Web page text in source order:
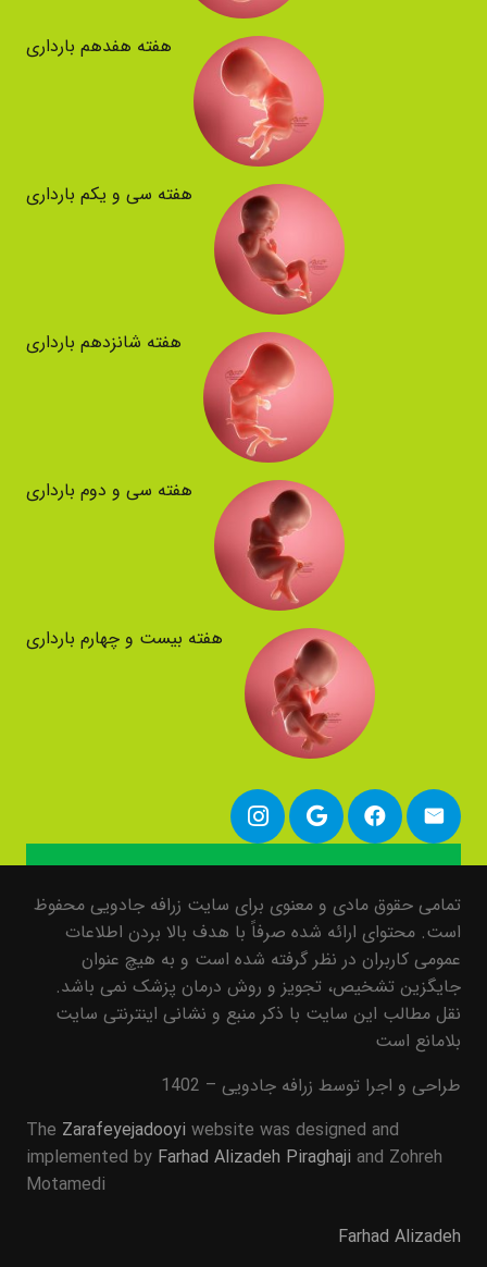
هفته هفدهم بارداری
هفته سی و یکم بارداری
هفته شانزدهم بارداری
هفته سی و دوم بارداری
هفته بیست و چهارم بارداری
تمامی حقوق مادی و معنوی برای سایت زرافه جادویی محفوظ
است. محتوای ارائه شده صرفاً با هدف بالا بردن اطلاعات
عمومی کاربران در نظر گرفته شده است و به هیچ عنوان
جایگزین تشخیص، تجویز و روش درمان پزشک نمی باشد.
نقل مطالب این سایت با ذکر منبع و نشانی اینترنتی سایت
بلامانع است
طراحی و اجرا توسط زرافه جادویی – 1402
The Zarafeyejadooyi website was designed and
implemented by Farhad Alizadeh Piraghaji and Zohreh
Motamedi
Farhad Alizadeh